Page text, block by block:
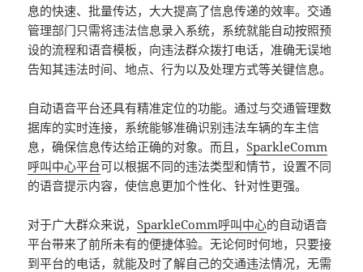
息的快速、批量传达，大大提高了信息传递的效率。交通
管理部门只需将违法信息录入系统，系统就能自动按照预
设的流程和语音模板，向违法群众拨打电话，准确无误地
告知其违法时间、地点、行为以及处理方式等关键信息。
自动语音平台还具有精准定位的功能。通过与交通管理数
据库的实时连接，系统能够准确识别违法车辆的车主信
息，确保信息传达给正确的对象。而且，SparkleComm
呼叫中心平台可以根据不同的违法类型和情节，设置不同
的语音提示内容，使信息更加个性化、针对性更强。
对于广大群众来说，SparkleComm呼叫中心的自动语音
平台带来了前所未有的便捷体验。无论何时何地，只要接
到平台的电话，就能及时了解自己的交通违法情况，无需